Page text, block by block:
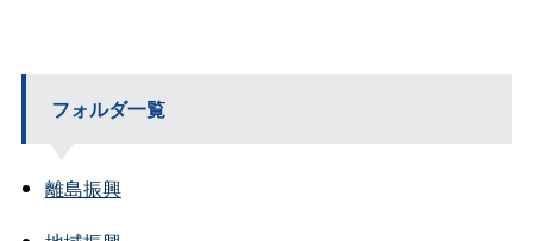
フォルダ一覧
離島振興